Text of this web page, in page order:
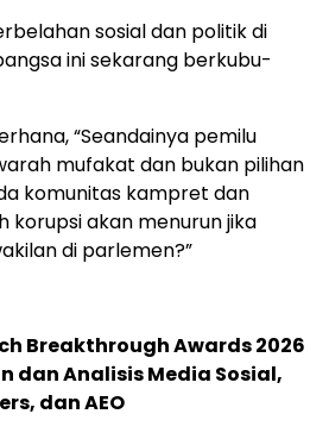
sosial dan politik di
ini sekarang berkubu-
“Seandainya pemilu
mufakat dan bukan pilihan
komunitas kampret dan
korupsi akan menurun jika
di parlemen?”
Breakthrough Awards 2026
dan Analisis Media Sosial,
dan AEO